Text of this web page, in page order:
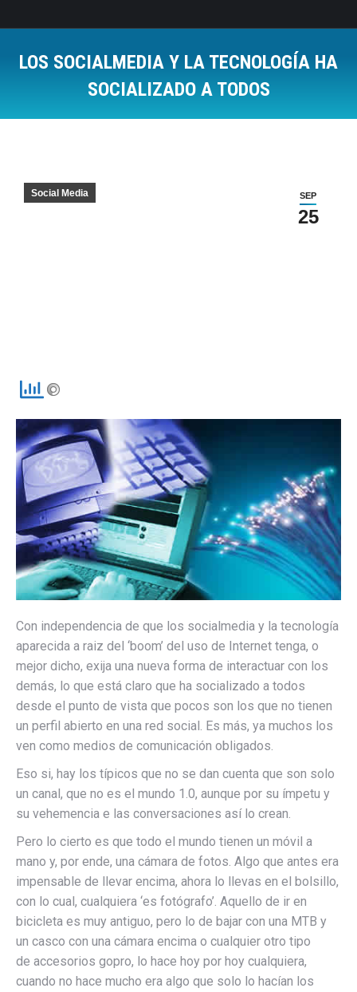
LOS SOCIALMEDIA Y LA TECNOLOGÍA HA
SOCIALIZADO A TODOS
SEP
25
Social Media
Con independencia de que los socialmedia y la tecnología
aparecida a raiz del ‘boom’ del uso de Internet tenga, o
mejor dicho, exija una nueva forma de interactuar con los
demás, lo que está claro que ha socializado a todos
desde el punto de vista que pocos son los que no tienen
un perfil abierto en una red social. Es más, ya muchos los
ven como medios de comunicación obligados.
Eso si, hay los típicos que no se dan cuenta que son solo
un canal, que no es el mundo 1.0, aunque por su ímpetu y
su vehemencia e las conversaciones así lo crean.
Pero lo cierto es que todo el mundo tienen un móvil a
mano y, por ende, una cámara de fotos. Algo que antes era
impensable de llevar encima, ahora lo llevas en el bolsillo,
con lo cual, cualquiera ‘es fotógrafo’. Aquello de ir en
bicicleta es muy antiguo, pero lo de bajar con una MTB y
un casco con una cámara encima o cualquier otro tipo
de accesorios gopro, lo hace hoy por hoy cualquiera,
cuando no hace mucho era algo que solo lo hacían los